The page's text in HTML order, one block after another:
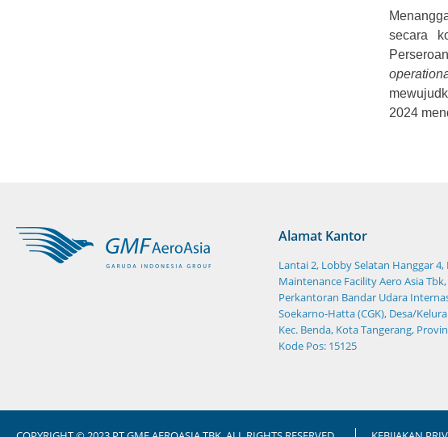
secara
2024
Alamat Kantor
Lantai 2, Lobby Selatan Hanggar 4,
Maintenance Facility Aero Asia
Perkantoran Bandar Udara
Soekarno-Hatta (CGK), Desa/
Kec. Benda, Kota Tangerang,
Kode Pos: 15125